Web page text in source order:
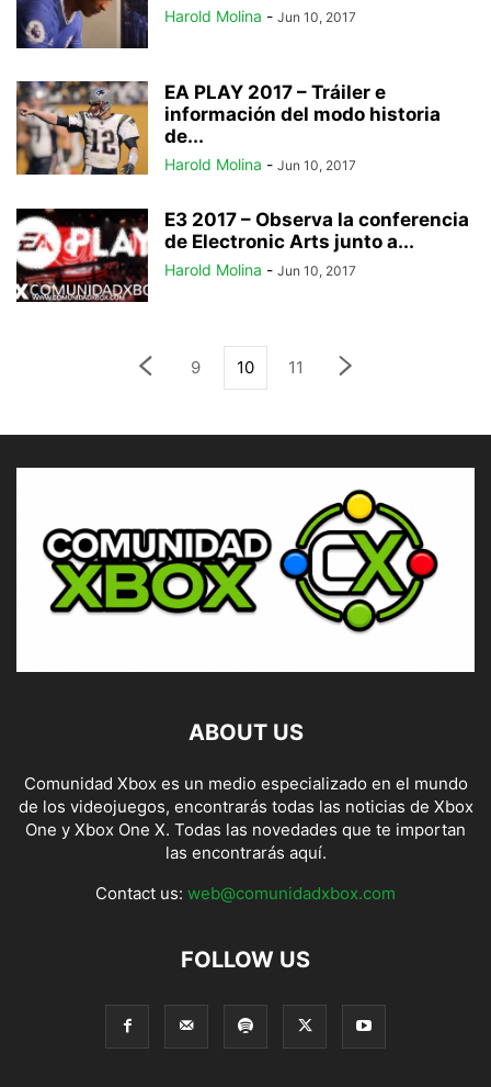
Harold Molina - Jun 10, 2017
EA PLAY 2017 – Tráiler e
información del modo historia
de...
Harold Molina - Jun 10, 2017
E3 2017 – Observa la conferencia
de Electronic Arts junto a...
Harold Molina - Jun 10, 2017
9 10 11
ABOUT US
Comunidad Xbox es un medio especializado en el mundo
de los videojuegos, encontrarás todas las noticias de Xbox
One y Xbox One X. Todas las novedades que te importan
las encontrarás aquí.
Contact us: web@comunidadxbox.com
FOLLOW US